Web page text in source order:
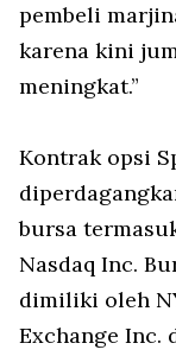
pembeli
karena kini
meningkat.”
Kontrak opsi
bursa
Nasdaq Inc.
dimiliki oleh
Exchange Inc.